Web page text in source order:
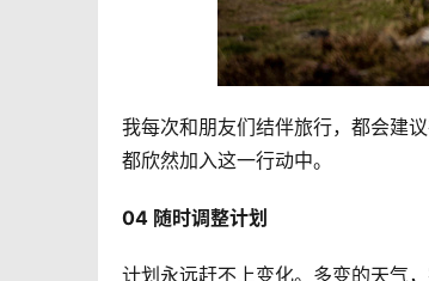
我每次和朋友们结伴旅行，都会建
都欣然加入这一行动中。
04 随时调整计划
计划永远赶不上变化。多变的天气